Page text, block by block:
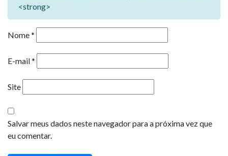
<strong>
Nome*
E-mail*
Site
Salvar meus dados neste navegador para a próxima vez que
eu comentar.